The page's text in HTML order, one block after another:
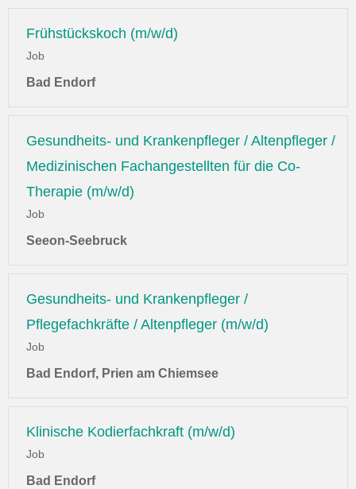
Frühstückskoch (m/w/d)
Job
Bad Endorf
Gesundheits- und Krankenpfleger / Altenpfleger /
Medizinischen Fachangestellten für die Co-
Therapie (m/w/d)
Job
Seeon-Seebruck
Gesundheits- und Krankenpfleger /
Pflegefachkräfte / Altenpfleger (m/w/d)
Job
Bad Endorf, Prien am Chiemsee
Klinische Kodierfachkraft (m/w/d)
Job
Bad Endorf